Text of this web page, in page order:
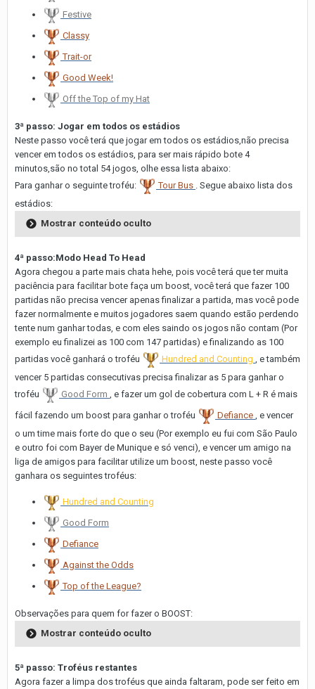
Festive
Classy
Trait-or
Good Week!
Off the Top of my Hat
3ª passo: Jogar em todos os estádios
Neste passo você terá que jogar em todos os estádios,não precisa
vencer em todos os estádios, para ser mais rápido bote 4
minutos,são no total 54 jogos, olhe essa lista abaixo:
Para ganhar o seguinte troféu:
Tour Bus . Segue abaixo lista dos
estádios:
Mostrar conteúdo oculto
4ª passo:Modo Head To Head
Agora chegou a parte mais chata hehe, pois você terá que ter muita
paciência para facilitar bote faça um boost, você terá que fazer 100
partidas não precisa vencer apenas finalizar a partida, mas você pode
fazer normalmente e muitos jogadores saem quando estão perdendo
tente num ganhar todas, e com eles saindo os jogos não contam (Por
exemplo eu finalizei as 100 com 147 partidas) e finalizando as 100
partidas você ganhará o troféu
Hundred and Counting , e também
vencer 5 partidas consecutivas precisa finalizar as 5 para ganhar o
troféu
Good Form , e fazer um gol de cobertura com L + R é mais
fácil fazendo um boost para ganhar o troféu
Defiance , e vencer
o um time mais forte do que o seu (Por exemplo eu fui com São Paulo
e outro foi com Bayer de Munique e só venci), e vencer um amigo na
liga de amigos para facilitar utilize um boost, neste passo você
ganhara os seguintes troféus:
Hundred and Counting
Good Form
Defiance
Against the Odds
Top of the League?
Observações para quem for fazer o BOOST:
Mostrar conteúdo oculto
5ª passo: Troféus restantes
Agora fazer a limpa dos troféus que ainda faltaram, pode ser feito em